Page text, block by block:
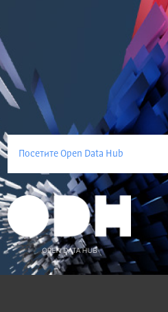
Посетите Open Data Hub